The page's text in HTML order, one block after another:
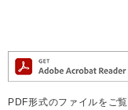
PDF形式のファイルをご